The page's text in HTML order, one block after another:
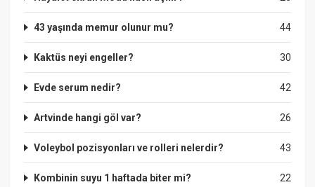
44
43 yaşında memur olunur mu?
30
Kaktüs neyi engeller?
42
Evde serum nedir?
26
Artvinde hangi göl var?
43
Voleybol pozisyonları ve rolleri nelerdir?
22
Kombinin suyu 1 haftada biter mi?